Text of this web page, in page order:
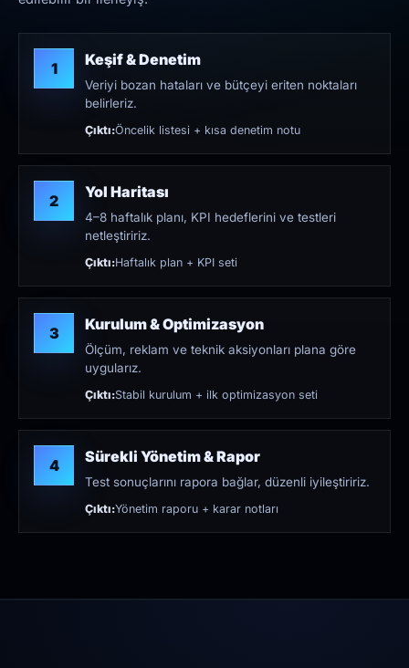
1 Keşif & Denetim
Veriyi bozan hataları ve bütçeyi eriten noktaları
belirleriz.
Çıktı:Öncelik listesi + kısa denetim notu
2 Yol Haritası
4–8 haftalık planı, KPI hedeflerini ve testleri
netleştiririz.
Çıktı:Haftalık plan + KPI seti
3 Kurulum & Optimizasyon
Ölçüm, reklam ve teknik aksiyonları plana göre
uygularız.
Çıktı:Stabil kurulum + ilk optimizasyon seti
4 Sürekli Yönetim & Rapor
Test sonuçlarını rapora bağlar, düzenli iyileştiririz.
Çıktı:Yönetim raporu + karar notları